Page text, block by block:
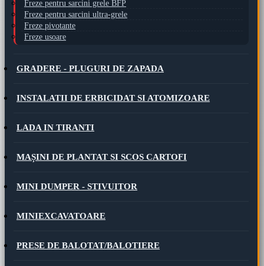
Freze pentru sarcini grele BFP
Freze pentru sarcini ultra-grele
Freze pivotante
Freze usoare
GRADERE - PLUGURI DE ZAPADA
INSTALATII DE ERBICIDAT SI ATOMIZOARE
LADA IN TIRANTI
MAȘINI DE PLANTAT SI SCOS CARTOFI
MINI DUMPER - STIVUITOR
MINIEXCAVATOARE
PRESE DE BALOTAT/BALOTIERE